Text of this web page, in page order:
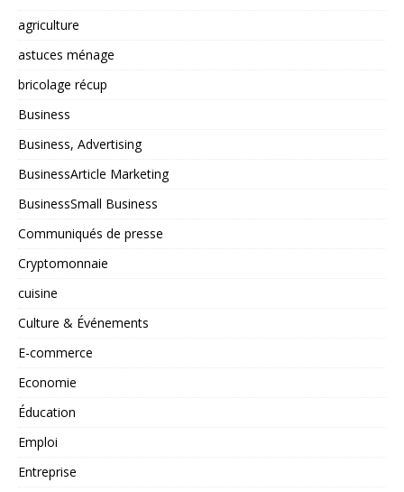
agriculture
astuces ménage
bricolage récup
Business
Business, Advertising
BusinessArticle Marketing
BusinessSmall Business
Communiqués de presse
Cryptomonnaie
cuisine
Culture & Événements
E-commerce
Economie
Éducation
Emploi
Entreprise